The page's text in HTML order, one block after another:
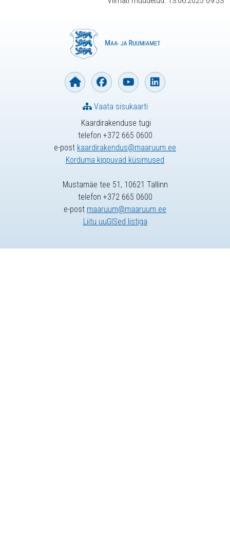
Kaardirakenduse tugi
telefon +372 665 0600
e-post kaardirakendus@maaruum.ee
Korduma kippuvad küsimused
Vaata sisukaarti
Mustamäe tee 51, 10621 Tallinn
telefon +372 665 0600
e-post maaruum@maaruum.ee
Liitu uuGISed listiga